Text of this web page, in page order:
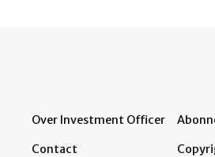
Over Investment Officer
Contact